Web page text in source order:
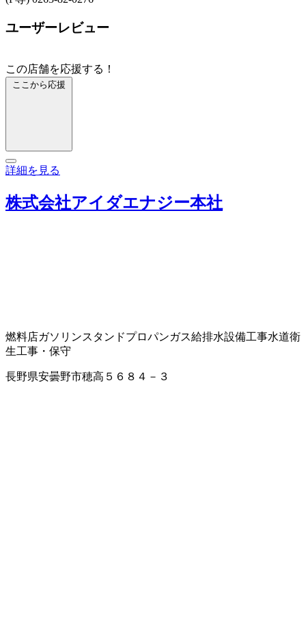
ユーザーレビュー
この店舗を応援する！
ここから応援
詳細を見る
株式会社アイダエナジー本社
燃料店ガソリンスタンドプロパンガス給排水設備工事水道衛
生工事・保守
長野県安曇野市穂高５６８４－３